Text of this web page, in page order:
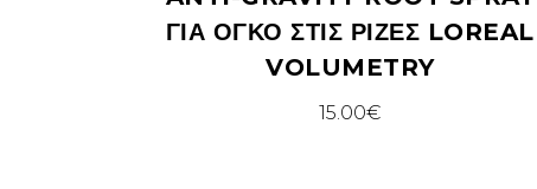
ΓΙΑ ΌΓΚΟ ΣΤΙΣ ΡΊΖΕΣ LOREAL
VOLUMETRY
15.00€